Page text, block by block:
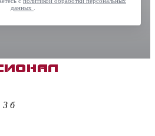
данных
3 б